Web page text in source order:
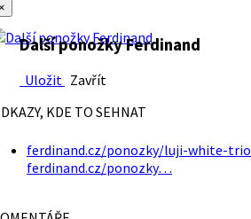
Další ponožky Ferdinand
Uložit Zavřít
KDE TO SEHNAT
ferdinand.cz/ponozky/luji-white-trio
ferdinand.cz/ponozky…